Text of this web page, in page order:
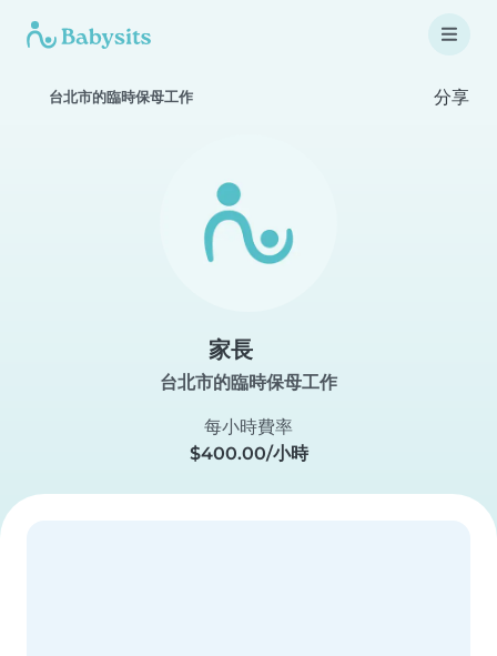
台北市的臨時保母工作 分享
家長
台北市的臨時保母工作
每小時費率
$400.00/小時